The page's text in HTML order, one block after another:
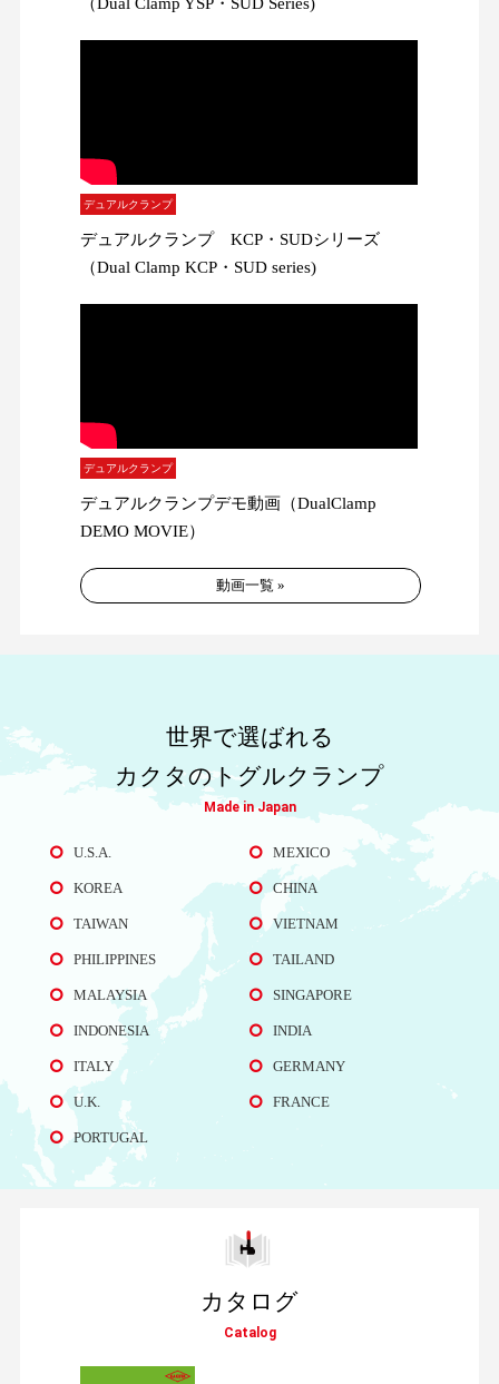
デュアルクランプ
デュアルクランプ KCP・SUDシリーズ
（Dual Clamp KCP・SUD series)
デュアルクランプ
デュアルクランプデモ動画（DualClamp
DEMO MOVIE）
動画一覧 »
世界で選ばれる
カクタのトグルクランプ
Made in Japan
U.S.A. MEXICO
KOREA CHINA
TAIWAN VIETNAM
PHILIPPINES TAILAND
MALAYSIA SINGAPORE
INDONESIA INDIA
ITALY GERMANY
U.K. FRANCE
PORTUGAL
カタログ
Catalog